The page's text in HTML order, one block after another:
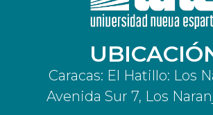
Caracas: El Hatillo: Los
Avenida Sur 7, Los